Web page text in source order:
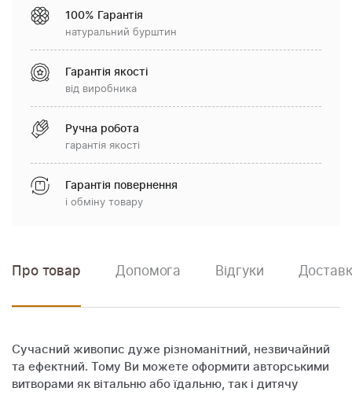
100% Гарантія
натуральний бурштин
Гарантія якості
від виробника
Ручна робота
гарантія якості
Гарантія повернення
і обміну товару
Про товар Допомога Відгуки
Сучасний живопис дуже різноманітний, незвичайний
та ефектний. Тому Ви можете оформити авторськими
витворами як вітальню або їдальню, так і дитячу